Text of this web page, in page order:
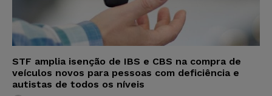
STF amplia isenção de IBS e CBS na compra de
veículos novos para pessoas com deficiência e
autistas de todos os níveis